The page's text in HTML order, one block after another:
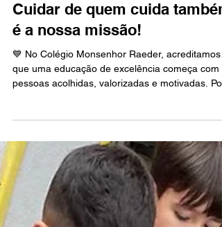
31 de jul.
é a nossa missão!
💙 No Colégio Monsenhor Raeder, acreditamos
pessoas acolhidas, valorizadas e motivadas. Por
aos nossos colaboradores, com momentos de
cuidado, integração e fortalecimento do espírito
de equipe. Mais do que uma pausa na rotina, foi
uma oportunidade para renovar energias,
fortalecer vínculos e reconhecer a importância
cada profissional que, diariamente, contribui